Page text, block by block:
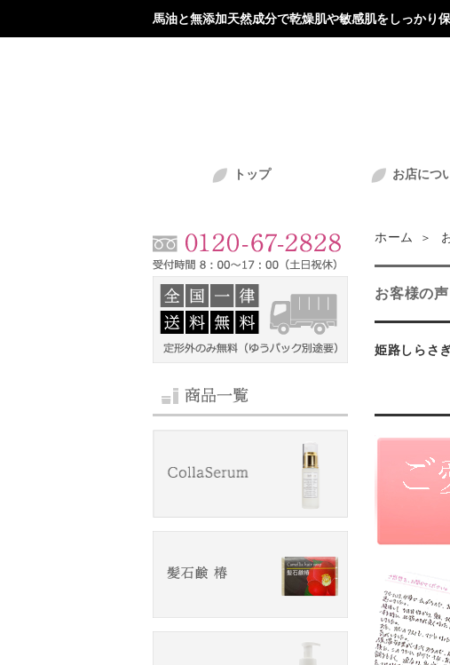
馬油と無添加天然成分で乾燥肌や敏感肌をしっかり
トップ お店につ
ホーム
お客様の声
姫路しらさ